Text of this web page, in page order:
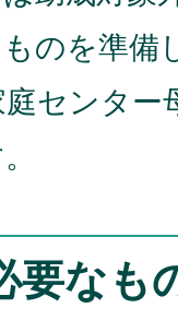
のを準備
センター
要なも